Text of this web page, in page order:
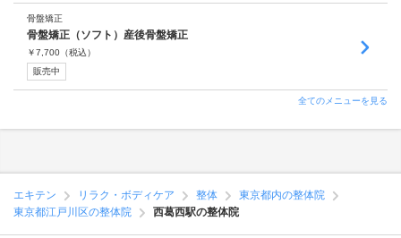
骨盤矯正
骨盤矯正（ソフト）産後骨盤矯正
￥7,700 （税込）
販売中
全てのメニューを見る
エキテン リラク・ボディケア 整体
東京都内の整体院
東京都江戸川区の整体院
西葛西駅の整体院